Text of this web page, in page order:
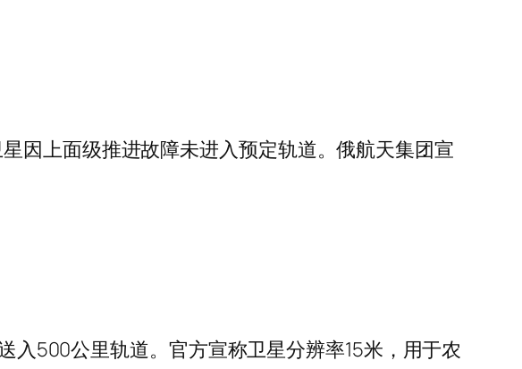
因上面级推进故障未进入预定轨道。俄航天集团宣
入500公里轨道。官方宣称卫星分辨率15米，用于农